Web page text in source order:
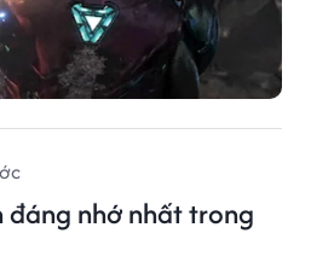
đáng nhớ nhất trong